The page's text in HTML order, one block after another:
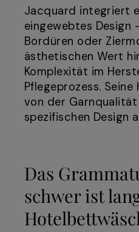
Jacquard integriert
eingewebtes Design
Bordüren oder
ästhetischen Wert
Komplexität im
Pflegeprozess.
von der
spezifischen Design
Das
schwer ist